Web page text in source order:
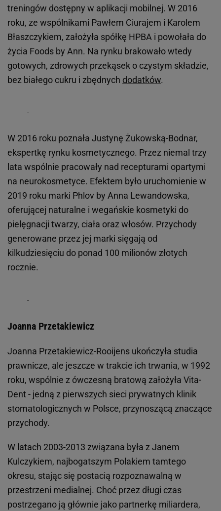
treningów dostępny w aplikacji mobilnej. W 2016
roku, ze wspólnikami Pawłem Ciurajem i Karolem
Błaszczykiem, założyła spółkę HPBA i powołała do
życia Foods by Ann. Na rynku brakowało wtedy
gotowych, zdrowych przekąsek o czystym składzie,
bez białego cukru i zbędnych dodatków.
W 2016 roku poznała Justynę Żukowską-Bodnar,
ekspertkę rynku kosmetycznego. Przez niemal trzy
lata wspólnie pracowały nad recepturami opartymi
na neurokosmetyce. Efektem było uruchomienie w
2019 roku marki Phlov by Anna Lewandowska,
oferującej naturalne i wegańskie kosmetyki do
pielęgnacji twarzy, ciała oraz włosów. Przychody
generowane przez jej marki sięgają od
kilkudziesięciu do ponad 100 milionów złotych
rocznie.
Joanna Przetakiewicz
Joanna Przetakiewicz-Rooijens ukończyła studia
prawnicze, ale jeszcze w trakcie ich trwania, w 1992
roku, wspólnie z ówczesną bratową założyła Vita-
Dent - jedną z pierwszych sieci prywatnych klinik
stomatologicznych w Polsce, przynoszącą znaczące
przychody.
W latach 2003-2013 związana była z Janem
Kulczykiem, najbogatszym Polakiem tamtego
okresu, stając się postacią rozpoznawalną w
przestrzeni medialnej. Choć przez długi czas
postrzegano ją głównie jako partnerkę miliardera,